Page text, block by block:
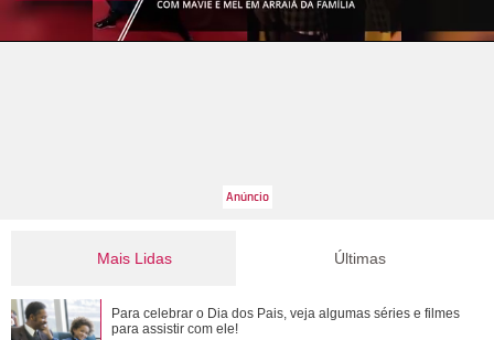
Mais Lidas
Bruna Marquezine, Camila Cabello, Hailey Bieber...
Relembre os amores - e affairs - de Shawn ...
Últimas
Para celebrar o Dia dos Pais, veja algumas séries e filmes
para assistir com ele!